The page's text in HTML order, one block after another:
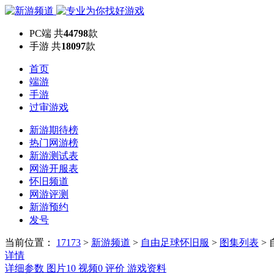
PC端 共44798款
手游 共18097款
首页
端游
手游
过审游戏
新游期待榜
热门网游榜
新游测试表
网游开服表
怀旧频道
网游评测
新游预约
发号
当前位置： 17173 > 新游频道 > 自由足球怀旧服 > 图集列表 >
详情
详细参数 图片10 视频0 评价 游戏资料